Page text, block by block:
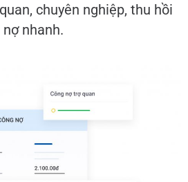
chuyên nghiệp, thu hồi
nợ nhanh.